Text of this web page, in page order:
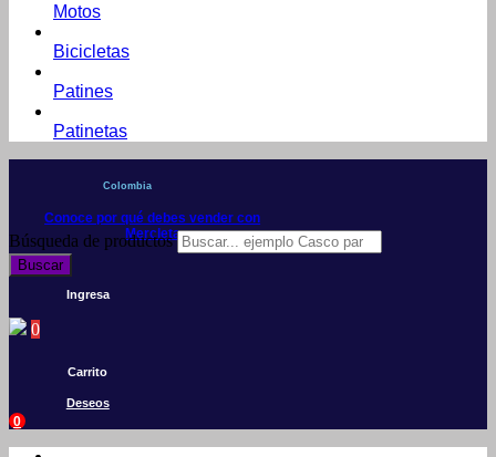
Motos
Bicicletas
Patines
Patinetas
Colombia
Conoce por qué debes vender con
Mercleta
Búsqueda de productos
Buscar
Ingresa
0
Carrito
Deseos
0